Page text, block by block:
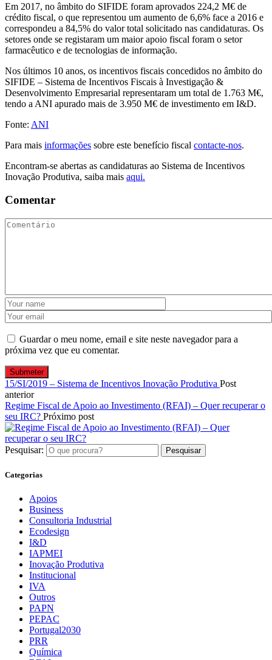
Em 2017, no âmbito do SIFIDE foram aprovados 224,2 M€ de
crédito fiscal, o que representou um aumento de 6,6% face a 2016 e
correspondeu a 84,5% do valor total solicitado nas candidaturas. Os
setores onde se registaram um maior apoio fiscal foram o setor
farmacêutico e de tecnologias de informação.
Nos últimos 10 anos, os incentivos fiscais concedidos no âmbito do
SIFIDE – Sistema de Incentivos Fiscais à Investigação &
Desenvolvimento Empresarial representaram um total de 1.763 M€,
tendo a ANI apurado mais de 3.950 M€ de investimento em I&D.
Fonte: ANI
Para mais informações sobre este benefício fiscal contacte-nos.
Encontram-se abertas as candidaturas ao Sistema de Incentivos
Inovação Produtiva, saiba mais aqui.
Comentar
Guardar o meu nome, email e site neste navegador para a
próxima vez que eu comentar.
15/SI/2019 – Sistema de Incentivos Inovação Produtiva Post
anterior
Regime Fiscal de Apoio ao Investimento (RFAI) – Quer recuperar o
seu IRC? Próximo post
Pesquisar:
Categorias
Apoios
Business
Consultoria Industrial
Ecodesign
I&D
IAPMEI
Inovação Produtiva
Institucional
IVA
Outros
PAPN
PEPAC
Portugal2030
PRR
Química